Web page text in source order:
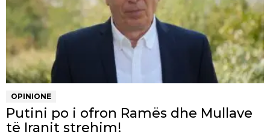
OPINIONE
Putini po i ofron Ramës dhe Mullave
të Iranit strehim!